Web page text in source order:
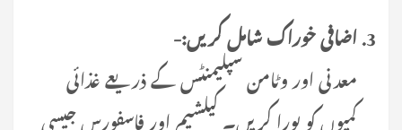
اضافی خوراک شامل کریں:-
معدنی اور وٹامن سپلیمنٹس کے ذریعے غذائی
کمیوں کو پورا کریں۔ کیلشیم اور فاسفورس جیسی